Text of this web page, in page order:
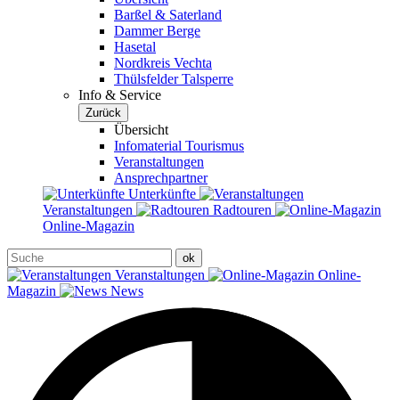
Barßel & Saterland
Dammer Berge
Hasetal
Nordkreis Vechta
Thülsfelder Talsperre
Info & Service
Zurück
Übersicht
Infomaterial Tourismus
Veranstaltungen
Ansprechpartner
Unterkünfte
Veranstaltungen
Radtouren
Online-Magazin
Veranstaltungen
Online-
Magazin
News